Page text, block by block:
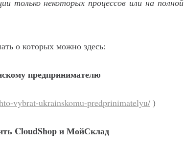
о которых можно здесь:
предпринимателю
vybrat-ukrainskomu-predprinimatelyu/ )
CloudShop и МойСклад